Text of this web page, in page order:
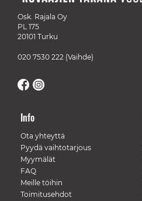
Osk. Rajala Oy
PL 175
20101 Turku
020 7530 222 (Vaihde)
Info
Ota yhteyttä
Pyydä vaihtotarjous
Myymälät
FAQ
Meille töihin
Toimitusehdot